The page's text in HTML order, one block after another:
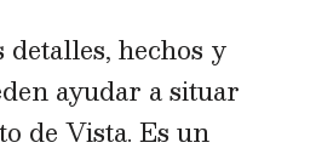
detalles, hechos y
ayudar a situar
de Vista. Es un